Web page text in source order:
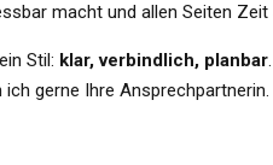
macht und allen Seiten Zeit
Stil: klar, verbindlich, planbar
ich gerne Ihre Ansprechpartnerin.